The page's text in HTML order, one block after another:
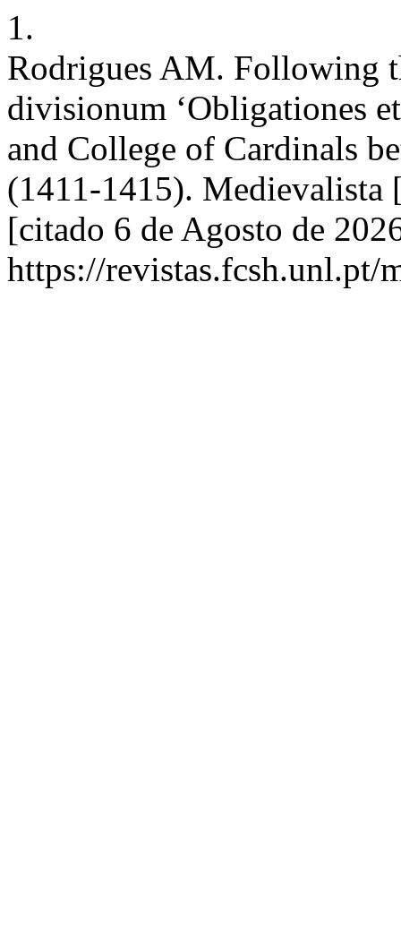
1.
Rodrigues AM. Following
divisionum ‘Obligationes
and College of Cardinals
(1411-1415). Medievalista
[citado 6 de Agosto de
https://revistas.fcsh.unl.pt/